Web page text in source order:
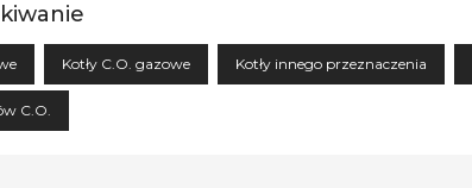
Kotły C.O. gazowe Kotły innego przeznaczenia
C.O.